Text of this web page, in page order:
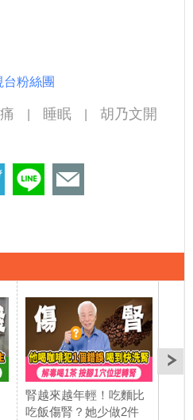
台粉絲團
睡眠
胡乃文開
腎越來越年輕！吃麵比
吃飯傷腎？她少做2件